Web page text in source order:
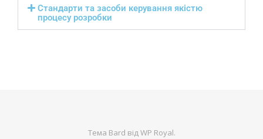
Стандарти та засоби керування якістю
процесу розробки
Тема Bard відWP Royal.